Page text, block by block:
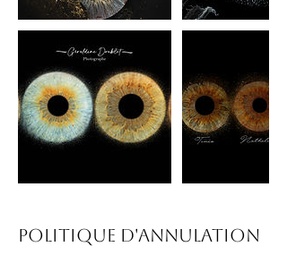
Politique d'annulation